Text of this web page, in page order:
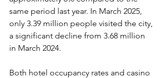
same period last year. In March 2025,
only 3.39 million people visited the city,
a significant decline from 3.68 million
in March 2024.
Both hotel occupancy rates and casino